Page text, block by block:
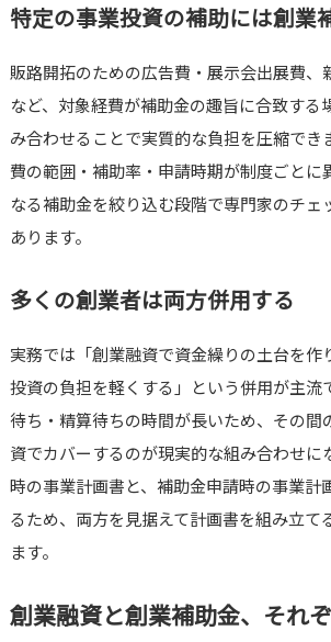
特定の事業投資の補助には創業
販路開拓のための広告費・展示会出展費、
など、対象経費が補助金の趣旨に合致する
み合わせることで実質的な負担を圧縮でき
費の範囲・補助率・申請時期が制度ごとに
なる補助金を絞り込む段階で専門家のチェ
あります。
多くの創業者は両方併用する
実務では「創業融資で資金繰りの土台を作
投資の負担を軽くする」という併用が主流
待ち・精算待ちの時間が長いため、その間
資でカバーするのが現実的な組み合わせに
時の事業計画書と、補助金申請時の事業計
るため、両方を見据えて計画書を組み立て
ます。
創業融資と創業補助金、それ